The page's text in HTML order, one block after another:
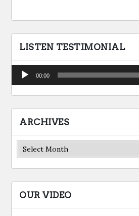
LISTEN TESTIMONIAL
Audio
Player
00:00
ARCHIVES
Archives
OUR VIDEO